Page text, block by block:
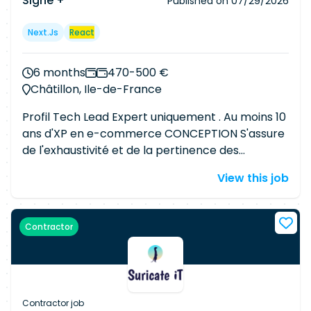
Next.js React
6 months
470-500 €
Châtillon, Ile-de-France
Profil Tech Lead Expert uniquement . Au moins 10
ans d'XP en e-commerce CONCEPTION S'assure
de l'exhaustivité et de la pertinence des
Coordonne les plans de développements et
composants logiciels impactés Réalise la
conception technique des applications et des
échanges dans le cadre de projets et évolutions
en privilégiant la réutilisation des composants
existants DÉVELOPPEMENT Elabore, maintient et
renforce les directives d'intégration logicielle et
View this job
Contractor
Contractor job